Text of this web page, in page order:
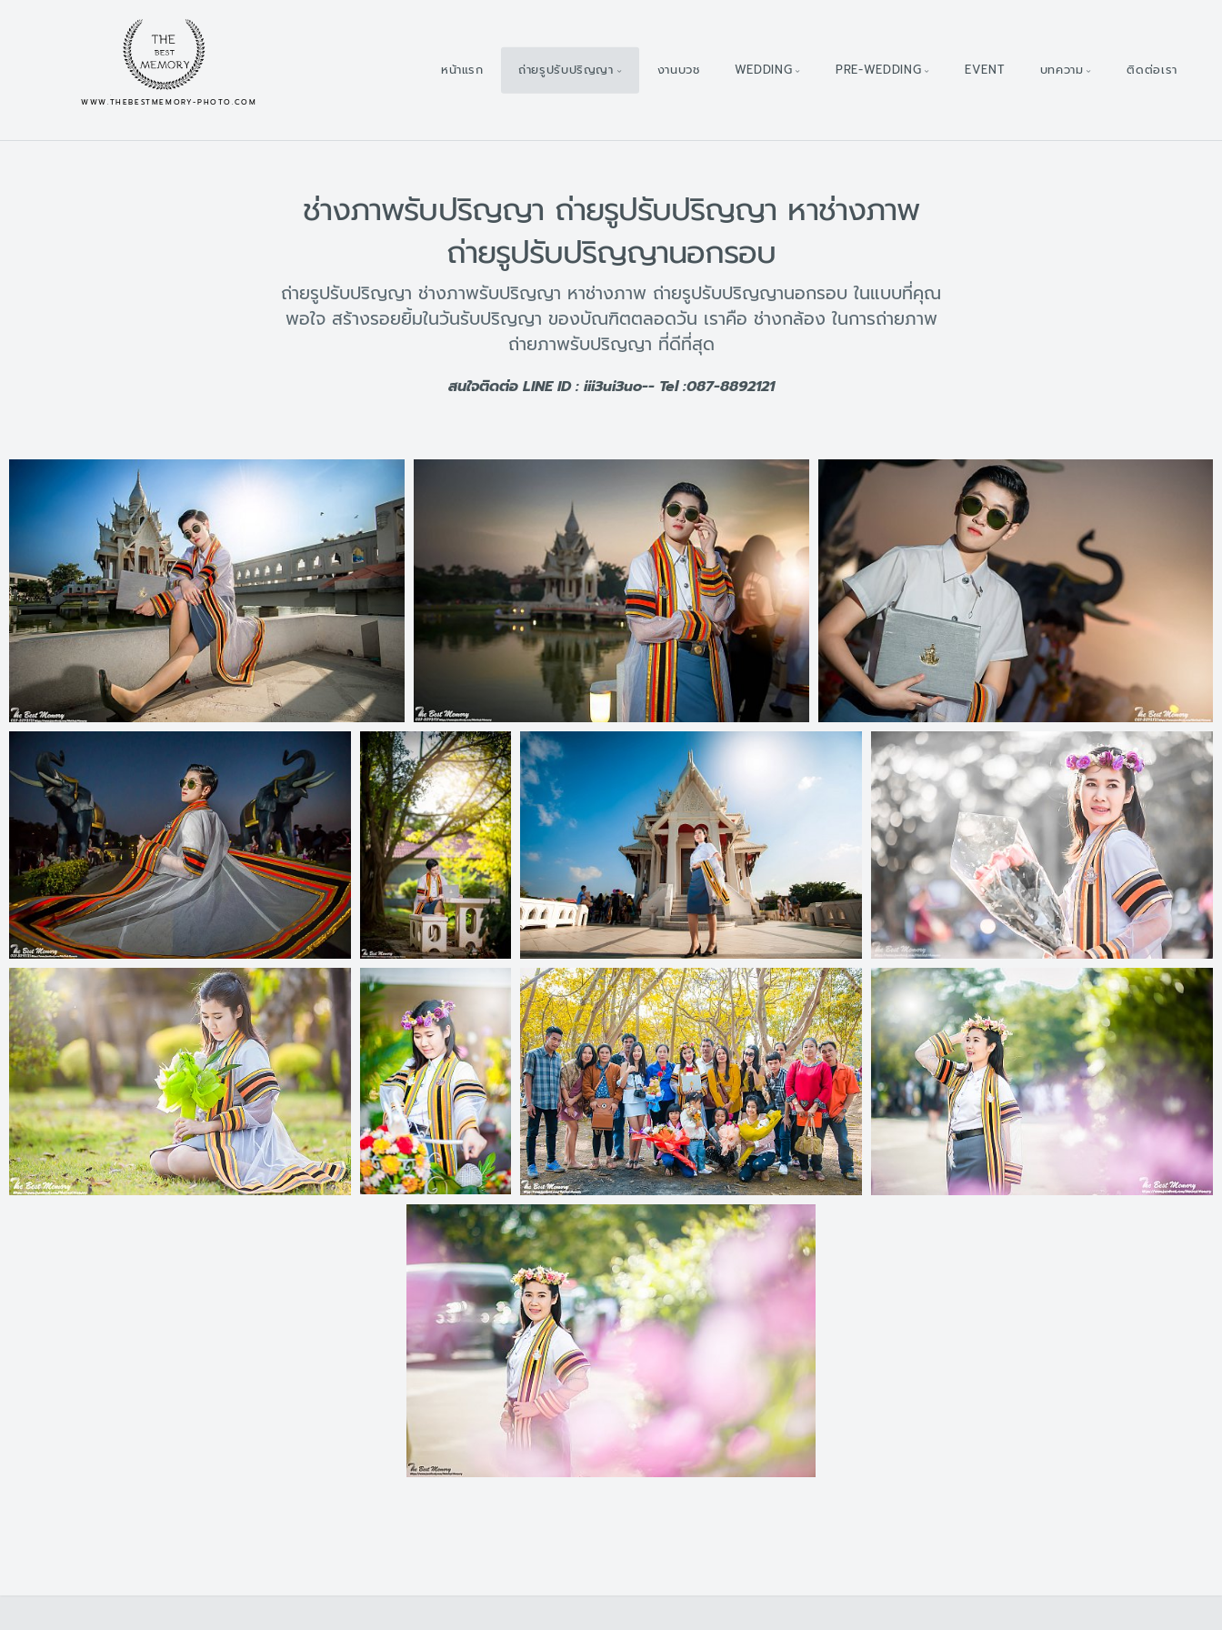
WWW.THEBESTMEMORY-PHOTO.COM
หน้าแรก ถ่ายรูปรับปริญญา งานบวช WEDDING PRE-WEDDING EVENT บทความ ติดต่อเรา
ช่างภาพรับปริญญา ถ่ายรูปรับปริญญา หาช่างภาพ
ถ่ายรูปรับปริญญานอกรอบ
ถ่ายรูปรับปริญญา ช่างภาพรับปริญญา หาช่างภาพ ถ่ายรูปรับปริญญานอกรอบ ในแบบที่คุณ
พอใจ สร้างรอยยิ้มในวันรับปริญญา ของบัณฑิตตลอดวัน เราคือ ช่างกล้อง ในการถ่ายภาพ
ถ่ายภาพรับปริญญา ที่ดีที่สุด
สนใจติดต่อ LINE ID : iii3ui3uo-- Tel :087-8892121